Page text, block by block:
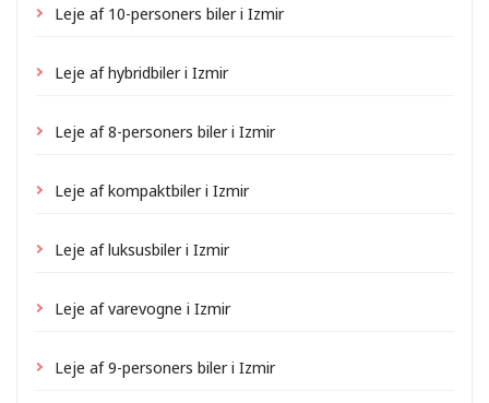
Leje af 10-personers biler i Izmir
Leje af hybridbiler i Izmir
Leje af 8-personers biler i Izmir
Leje af kompaktbiler i Izmir
Leje af luksusbiler i Izmir
Leje af varevogne i Izmir
Leje af 9-personers biler i Izmir